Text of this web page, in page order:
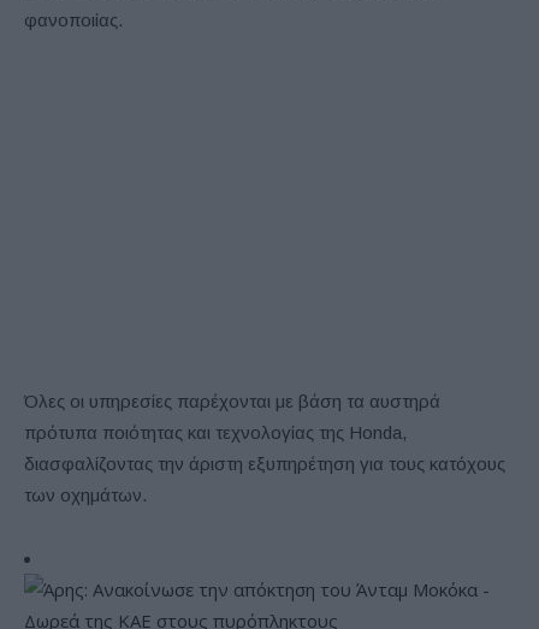
φανοποιίας.
Όλες οι υπηρεσίες παρέχονται με βάση τα αυστηρά
πρότυπα ποιότητας και τεχνολογίας της Honda,
διασφαλίζοντας την άριστη εξυπηρέτηση για τους κατόχους
των οχημάτων.